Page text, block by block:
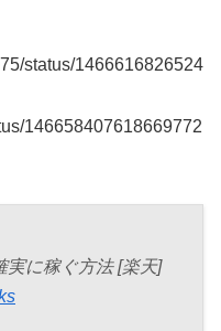
status/1466616826524
146658407618669772
実に稼ぐ方法 [楽天]